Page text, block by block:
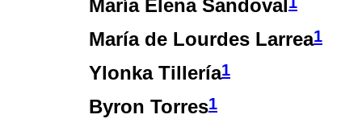
María Elena Sandoval
María de Lourdes Larrea1
Ylonka Tillería1
Byron Torres1